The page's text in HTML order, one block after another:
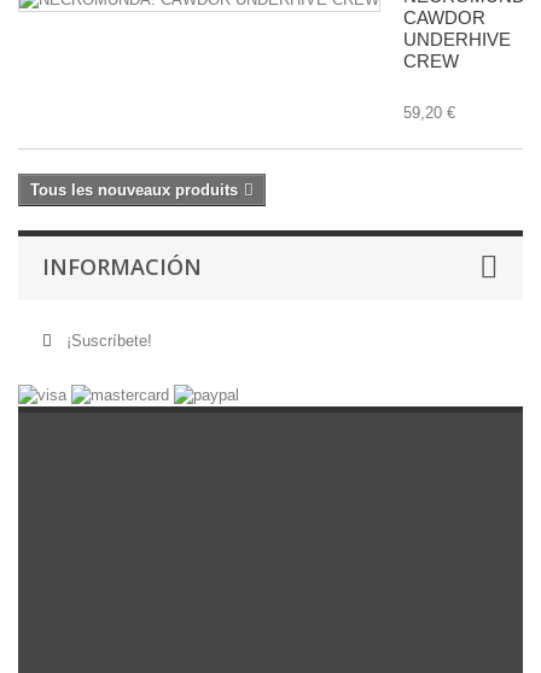
CAWDOR
UNDERHIVE
CREW
59,20 €
Tous les nouveaux produits
INFORMACIÓN
¡Suscríbete!